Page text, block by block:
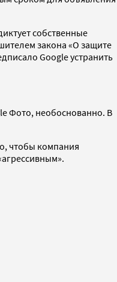
собственные
закона «О защите
Google устранить
Фото, необоснованно. В
чтобы компания